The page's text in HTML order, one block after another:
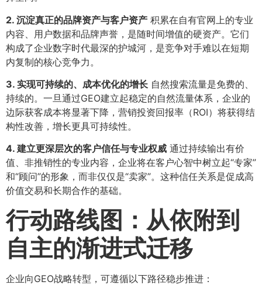
2. 沉淀真正的品牌资产与客户资产 积累在自有官网上的专业
内容、用户数据和品牌声誉，是随时间增值的硬资产。它们
构成了企业数字时代最深的护城河，是竞争对手难以在短期
内复制的核心竞争力。
3. 实现可持续的、成本优化的增长 自然搜索流量是免费的、
持续的。一旦通过GEO建立起稳定的自然流量体系，企业的
边际获客成本将显著下降，营销投资回报率（ROI）将获得结
构性改善，增长更具可持续性。
4. 建立更深层次的客户信任与专业权威 通过持续输出有价
值、非推销性的专业内容，企业将在客户心智中树立起“专家”
和“顾问”的形象，而非仅仅是“卖家”。这种信任关系是促成高
价值交易和长期合作的基础。
行动路线图：从依附到
自主的渐进式迁移
企业向GEO战略转型，可遵循以下路径稳步推进：